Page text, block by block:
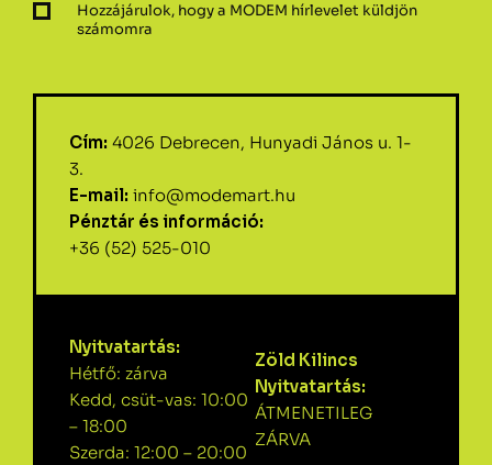
Hozzájárulok, hogy a MODEM hírlevelet küldjön
számomra
Cím: 4026 Debrecen, Hunyadi János u. 1-
3.
E-mail: info@modemart.hu
Pénztár és információ:
+36 (52) 525-010
Nyitvatartás:
Hétfő: zárva
Kedd, csüt-vas: 10:00
– 18:00
Szerda: 12:00 – 20:00
Zöld Kilincs
Nyitvatartás:
ÁTMENETILEG
ZÁRVA